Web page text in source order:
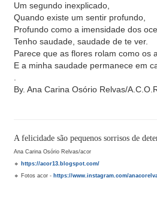
Um segundo inexplicado,
Quando existe um sentir profundo,
Profundo como a imensidade dos
Tenho saudade, saudade de te ver.
Parece que as flores rolam como os
E a minha saudade permanece em
By. Ana Carina Osório Relvas/
A felicidade são pequenos sorrisos de
Ana Carina Osório Relvas/acor
🔹 https://acor13.blogspot.com/
🔹 Fotos acor - https://www.instagram.com/